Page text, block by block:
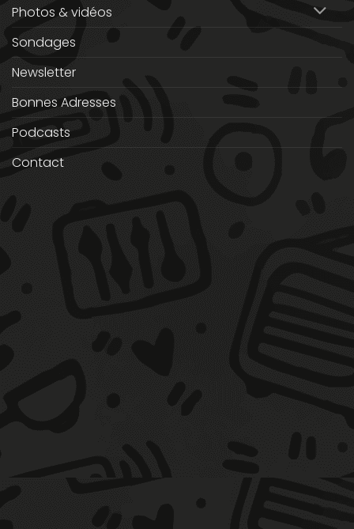
Photos & vidéos
Sondages
Newsletter
Bonnes Adresses
Podcasts
Contact